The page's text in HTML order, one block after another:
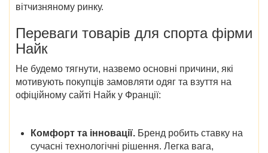
вітчизняному ринку.
Переваги товарів для спорта фірми
Найк
Не будемо тягнути, назвемо основні причини, які
мотивують покупців замовляти одяг та взуття на
офіційному сайті Найк у Франції:
Комфорт та інновації. Бренд робить ставку на
сучасні технологічні рішення. Легка вага,